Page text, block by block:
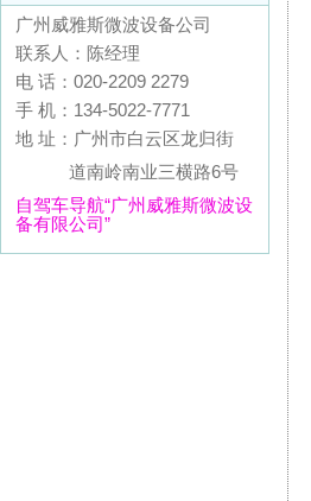
广州威雅斯微波设备公司
联系人：陈经理
电 话：020-2209 2279
手 机：134-5022-7771
地 址：广州市白云区龙归街
道南岭南业三横路6号
自驾车导航“广州威雅斯微波设
备有限公司”